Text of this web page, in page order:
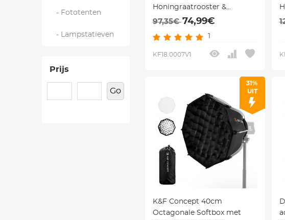
- Fototenten
- Lampstatieven
Prijs
Go
Honingraatrooster &
Diffusor – Voor Flitsers en
97,35€74,99€
1
KF18.0007V1
31%
UIT
K&F Concept 40cm
Octagonale Softbox met